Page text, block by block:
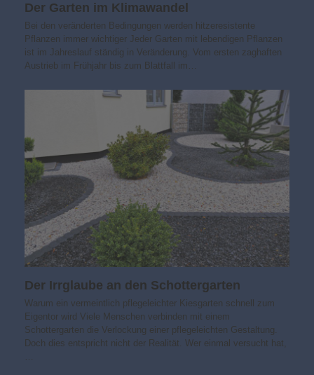
Der Garten im Klimawandel
Bei den veränderten Bedingungen werden hitzeresistente
Pflanzen immer wichtiger Jeder Garten mit lebendigen Pflanzen
ist im Jahreslauf ständig in Veränderung. Vom ersten zaghaften
Austrieb im Frühjahr bis zum Blattfall im…
Der Irrglaube an den Schottergarten
Warum ein vermeintlich pflegeleichter Kiesgarten schnell zum
Eigentor wird Viele Menschen verbinden mit einem
Schottergarten die Verlockung einer pflegeleichten Gestaltung.
Doch dies entspricht nicht der Realität. Wer einmal versucht hat,